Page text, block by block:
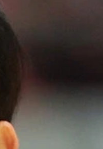
る
のサポート役が求められる